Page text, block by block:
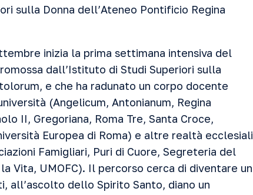
sulla Donna dell’Ateneo Pontificio Regina
inizia la prima settimana intensiva del
dall’Istituto di Studi Superiori sulla
e che ha radunato un corpo docente
(Angelicum, Antonianum, Regina
II, Gregoriana, Roma Tre, Santa Croce,
Europea di Roma) e altre realtà ecclesiali
Famigliari, Puri di Cuore, Segreteria del
Vita, UMOFC). Il percorso cerca di diventare un
all’ascolto dello Spirito Santo, diano un